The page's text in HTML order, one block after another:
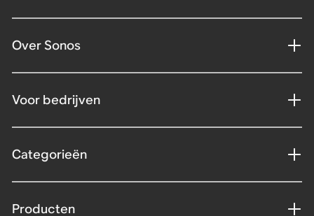
Over Sonos
Voor bedrijven
Categorieën
Producten